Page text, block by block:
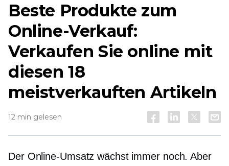
Beste Produkte zum
Online-Verkauf:
Verkaufen Sie online mit
diesen 18
meistverkauften Artikeln
12 min gelesen
Der Online-Umsatz wächst immer noch. Aber